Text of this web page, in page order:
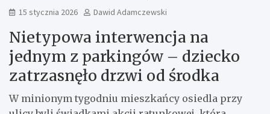
15 stycznia 2026 Dawid Adamczewski
Nietypowa interwencja na
jednym z parkingów – dziecko
zatrzasnęło drzwi od środka
W minionym tygodniu mieszkańcy osiedla przy